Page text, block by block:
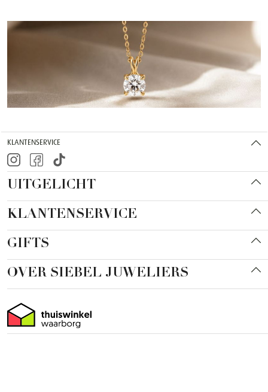
KLANTENSERVICE
UITGELICHT
KLANTENSERVICE
GIFTS
OVER SIEBEL JUWELIERS